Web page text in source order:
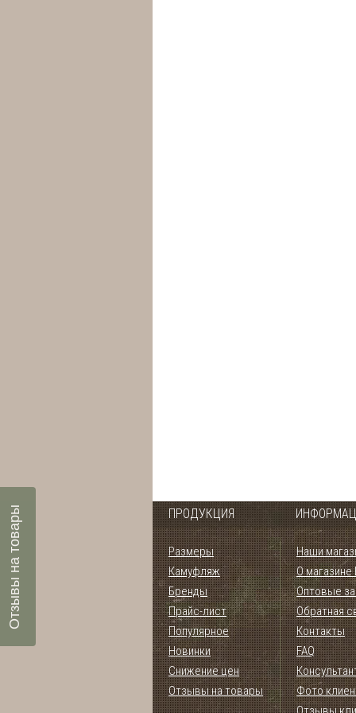
ПРОДУКЦИЯ
Размеры
Камуфляж
Бренды
Прайс-лист
Популярное
Новинки
Снижение цен
Отзывы на товары
Наши
О магазине
Оптовые
Обратная
Контакты
FAQ
Фото
Отзывы на товары